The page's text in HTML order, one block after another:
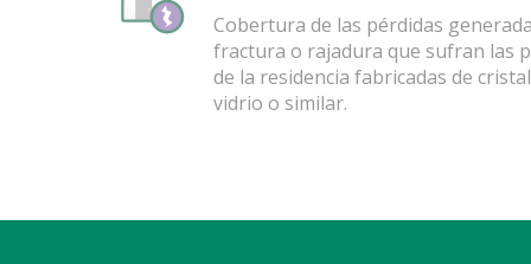
Cobertura de las pérdidas
fractura o rajadura que sufran las
de la residencia fabricadas de
vidrio o similar.